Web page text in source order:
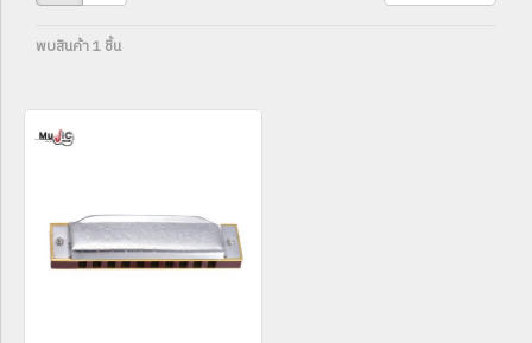
พบสินค้า 1 ชิ้น